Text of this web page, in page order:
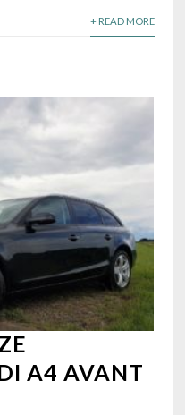
+ READ MORE
A4 AVANT